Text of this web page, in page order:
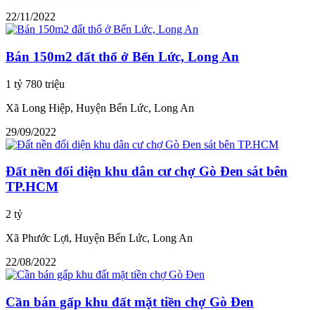
22/11/2022
Bán 150m2 đất thổ ở Bến Lức, Long An
1 tỷ 780 triệu
Xã Long Hiệp, Huyện Bến Lức, Long An
29/09/2022
Đất nền đối diện khu dân cư chợ Gò Đen sát bên
TP.HCM
2 tỷ
Xã Phước Lợi, Huyện Bến Lức, Long An
22/08/2022
Cần bán gấp khu đất mặt tiền chợ Gò Đen